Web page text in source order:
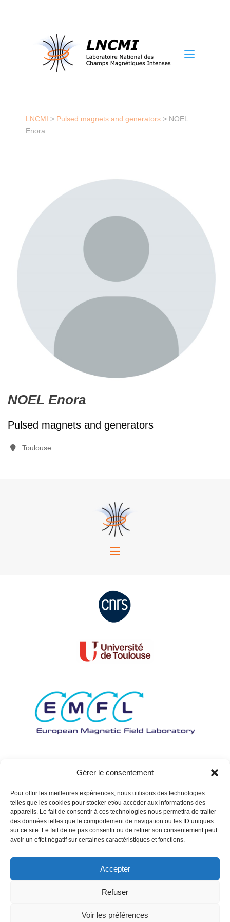
Gérer le consentement
Pour offrir les meilleures expériences, nous utilisons des technologies
telles que les cookies pour stocker et/ou accéder aux informations des
appareils. Le fait de consentir à ces technologies nous permettra de traiter
des données telles que le comportement de navigation ou les ID uniques
sur ce site. Le fait de ne pas consentir ou de retirer son consentement peut
avoir un effet négatif sur certaines caractéristiques et fonctions.
Accepter
Refuser
Voir les préférences
a
LNCMI > Pulsed magnets and generators> NOEL
Enora
NOEL Enora
Pulsed magnets and generators
Toulouse